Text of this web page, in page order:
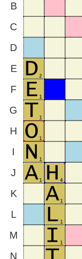
B
C
D
E
F
G
H
I
J
K
L
M
N